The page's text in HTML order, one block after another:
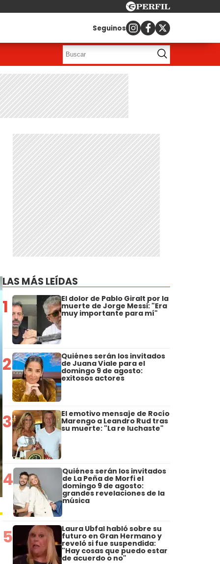
Seguinos
LAS MÁS LEÍDAS
1 El dolor de Pablo Giralt por la
muerte de Jorge Messi: "Era
muy importante para mí"
2 Quiénes serán los invitados
de Juana Viale para el
domingo 9 de agosto:
exitosos actores
3 El emotivo mensaje de Rocío
Marengo a Leandro Rud tras
su muerte: "La re luchaste"
4 Quiénes serán los invitados
de La Peña de Morfi el
domingo 9 de agosto:
grandes revelaciones de la
música
5 Laura Ubfal habló sobre su
futuro en Gran Hermano y
reveló si fue suspendida:
"Hay cosas que puedo estar
de acuerdo o no"